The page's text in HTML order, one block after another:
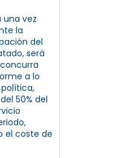
una vez
la
del
será
a lo
50% del
el coste de